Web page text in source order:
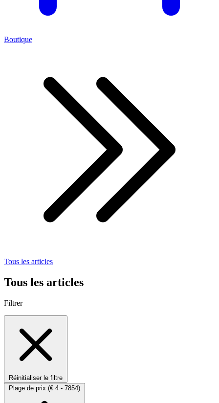
Boutique
Tous les articles
Tous les articles
Filtrer
Réinitialiser le filtre
Plage de prix (€ 4 - 7854)